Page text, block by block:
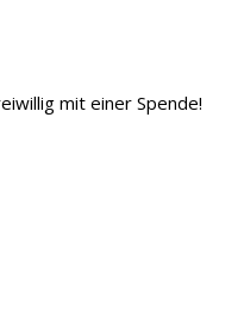
mit einer Spende!